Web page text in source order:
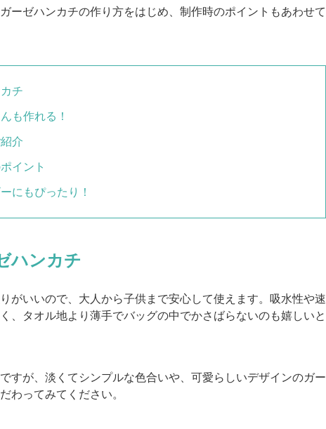
ーゼハンカチの作り方をはじめ、制作時のポイントもあわせて
チ
も作れる！
介
イント
にもぴったり！
ハンカチ
がいいので、大人から子供まで安心して使えます。吸水性や速
、タオル地より薄手でバッグの中でかさばらないのも嬉しいと
すが、淡くてシンプルな色合いや、可愛らしいデザインのガー
わってみてください。